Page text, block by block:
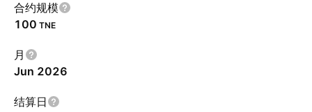
合约规模
100 TNE
月
Jun 2026
结算日